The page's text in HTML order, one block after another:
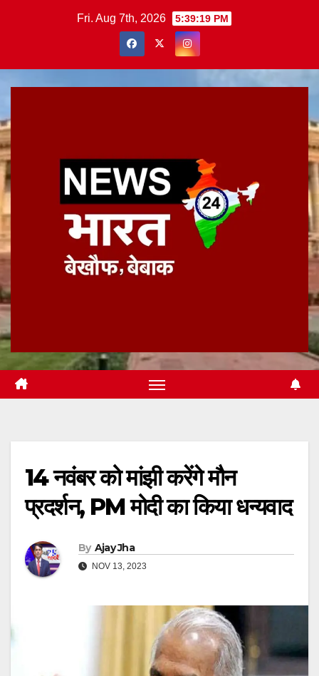
Fri. Aug 7th, 2026 5:39:20 PM
14 नवंबर को मांझी करेंगे मौन
प्रदर्शन, PM मोदी का किया धन्यवाद
By Ajay Jha
NOV 13, 2023